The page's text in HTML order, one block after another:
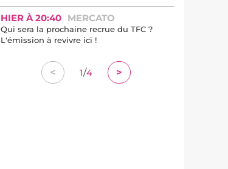
HIER À 20:40 MERCATO
Qui sera la prochaine recrue du TFC ?
L'émission à revivre ici !
< 1/4 >